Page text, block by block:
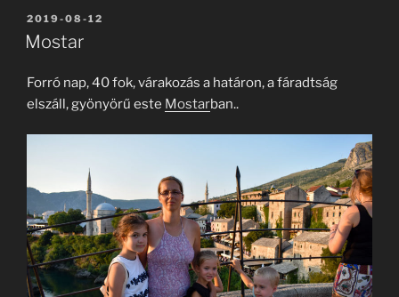
BEKÜLDVE:
2019-08-12
Mostar
Forró nap, 40 fok, várakozás a határon, a fáradtság
elszáll, gyönyörű este Mostarban..